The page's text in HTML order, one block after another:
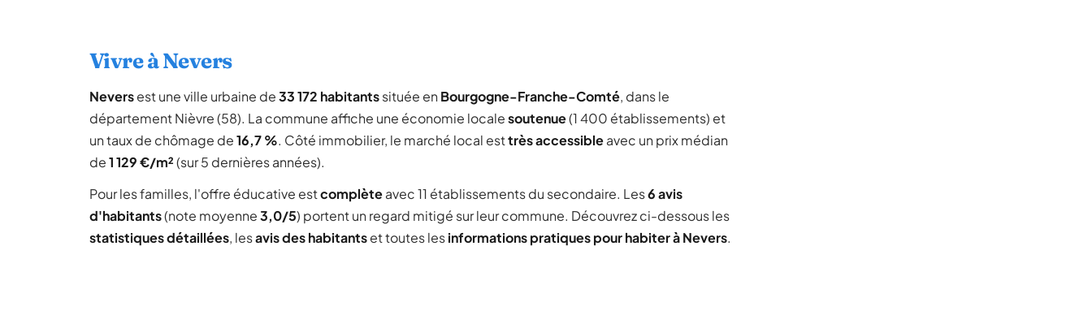
Vivre à Nevers
Neversest une ville urbaine de33 172 habitantssituée en Bourgogne-Franche-Comté, dans le
département Nièvre (58). La commune affiche une économie localesoutenue(1 400 établissements) et
un taux de chômage de16,7 %. Côté immobilier, le marché local esttrès accessibleavec un prix médian
de1 129 €/m²(sur 5 dernières années).
Pour les familles, l'offre éducative estcomplèteavec 11 établissements du secondaire. Les6 avis
d'habitants(note moyenne3,0/5) portent un regard mitigé sur leur commune. Découvrez ci-dessous les
statistiques détaillées, lesavis des habitantset toutes lesinformations pratiques pour habiter à Nevers.